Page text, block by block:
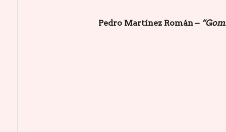
Pedro Martínez Román –